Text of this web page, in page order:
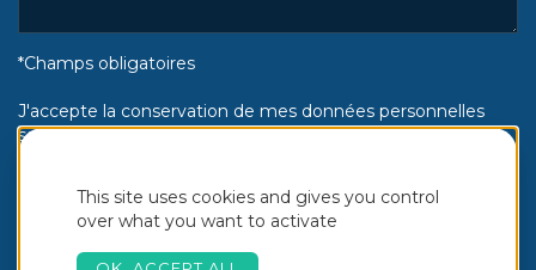
*Champs obligatoires
J'accepte la conservation de mes données personnelles
selon la politique de confidentialité Piscines Aquinox :
This site uses cookies and gives you control
over what you want to activate